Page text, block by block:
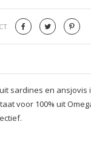
sardines en
voor 100% uit